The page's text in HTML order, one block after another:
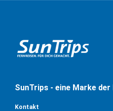
SunTrips - eine Marke
Kontakt